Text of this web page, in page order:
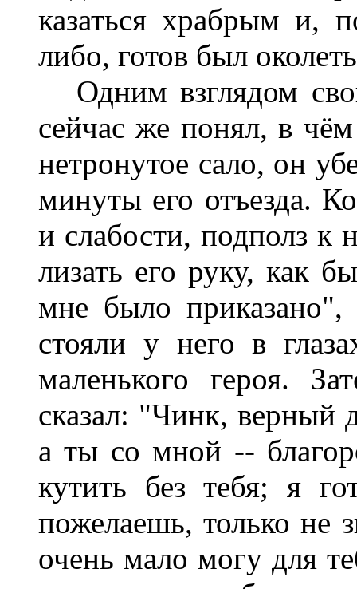
казаться храбрым и,
либо, готов был
Одним взглядом
сейчас же понял, в
нетронутое сало, он
минуты его отъезда.
и слабости, подполз к
лизать его руку, как
мне было
стояли у него в
маленького героя.
сказал: "Чинк, верный
а ты со мной --
кутить без тебя; я
пожелаешь, только не
очень мало могу для